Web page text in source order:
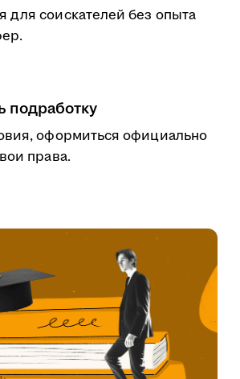
для соискателей без опыта
подработку
оформиться официально
права.